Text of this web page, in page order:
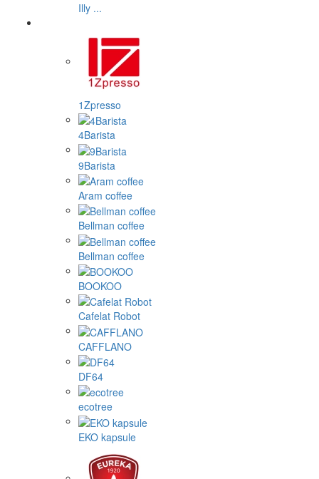
Illy ...
1Zpresso
4Barista
9Barista
Aram coffee
Bellman coffee
Bellman coffee
BOOKOO
Cafelat Robot
CAFFLANO
DF64
ecotree
EKO kapsule